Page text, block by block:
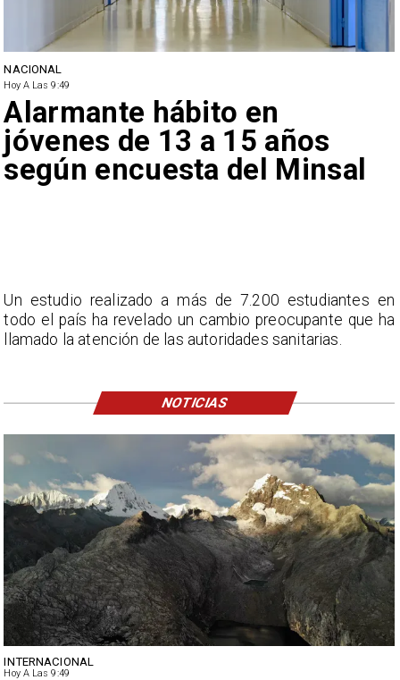
INTERNACIONAL
Hoy A Las 9:49
NACIONAL
Hoy A Las 9:49
Alarmante hábito en
jóvenes de 13 a 15 años
según encuesta del Minsal
Un estudio realizado a más de 7.200 estudiantes en
todo el país ha revelado un cambio preocupante que ha
llamado la atención de las autoridades sanitarias.
NOTICIAS